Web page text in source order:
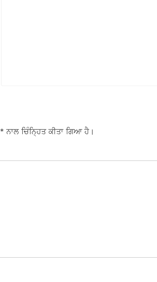
* ਨਾਲ ਚਿੰਨ੍ਹਿਤ ਕੀਤਾ ਗਿਆ ਹੈ।